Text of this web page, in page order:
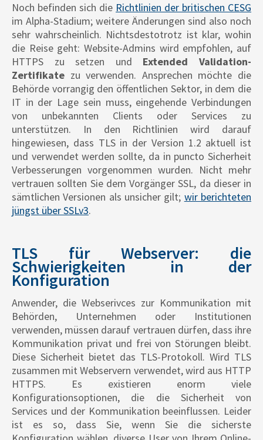
Noch befinden sich die Richtlinien der britischen CESG
im Alpha-Stadium; weitere Änderungen sind also noch
sehr wahrscheinlich. Nichtsdestotrotz ist klar, wohin
die Reise geht: Website-Admins wird empfohlen, auf
HTTPS zu setzen und Extended Validation-
Zertifikate zu verwenden. Ansprechen möchte die
Behörde vorrangig den öffentlichen Sektor, in dem die
IT in der Lage sein muss, eingehende Verbindungen
von unbekannten Clients oder Services zu
unterstützen. In den Richtlinien wird darauf
hingewiesen, dass TLS in der Version 1.2 aktuell ist
und verwendet werden sollte, da in puncto Sicherheit
Verbesserungen vorgenommen wurden. Nicht mehr
vertrauen sollten Sie dem Vorgänger SSL, da dieser in
sämtlichen Versionen als unsicher gilt; wir berichteten
jüngst über SSLv3.
TLS für Webserver: die
Schwierigkeiten in der
Konfiguration
Anwender, die Webserivces zur Kommunikation mit
Behörden, Unternehmen oder Institutionen
verwenden, müssen darauf vertrauen dürfen, dass ihre
Kommunikation privat und frei von Störungen bleibt.
Diese Sicherheit bietet das TLS-Protokoll. Wird TLS
zusammen mit Webservern verwendet, wird aus HTTP
HTTPS. Es existieren enorm viele
Konfigurationsoptionen, die die Sicherheit von
Services und der Kommunikation beeinflussen. Leider
ist es so, dass Sie, wenn Sie die sicherste